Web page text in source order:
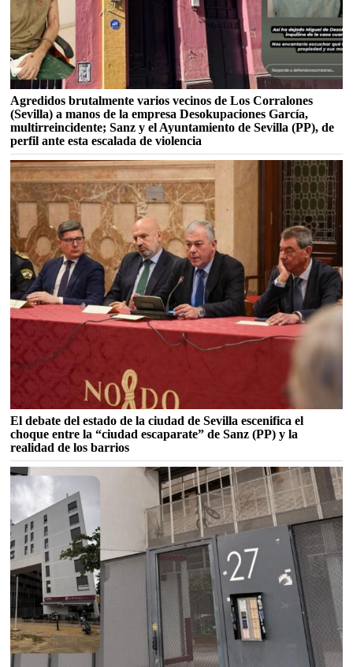
Agredidos brutalmente varios vecinos de Los Corralones
(Sevilla) a manos de la empresa Desokupaciones García,
multirreincidente; Sanz y el Ayuntamiento de Sevilla (PP), de
perfil ante esta escalada de violencia
El debate del estado de la ciudad de Sevilla escenifica el
choque entre la “ciudad escaparate” de Sanz (PP) y la
realidad de los barrios